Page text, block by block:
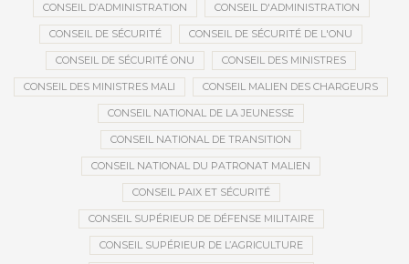
CONSEIL D’ADMINISTRATION CONSEIL D'ADMINISTRATION
CONSEIL DE SÉCURITÉ CONSEIL DE SÉCURITÉ DE L'ONU
CONSEIL DE SÉCURITÉ ONU CONSEIL DES MINISTRES
CONSEIL DES MINISTRES MALI CONSEIL MALIEN DES CHARGEURS
CONSEIL NATIONAL DE LA JEUNESSE
CONSEIL NATIONAL DE TRANSITION
CONSEIL NATIONAL DU PATRONAT MALIEN
CONSEIL PAIX ET SÉCURITÉ
CONSEIL SUPÉRIEUR DE DÉFENSE MILITAIRE
CONSEIL SUPÉRIEUR DE L’AGRICULTURE